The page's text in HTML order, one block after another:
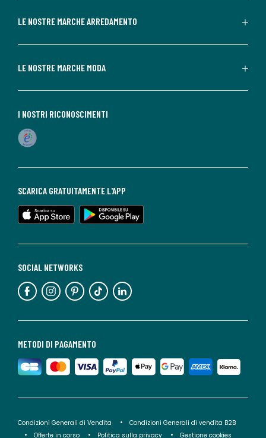
LE NOSTRE MARCHE ARREDAMENTO
LE NOSTRE MARCHE MODA
METODI DI PAGAMENTO
SOCIAL NETWORKS
SCARICA GRATUITAMENTE L'APP
I NOSTRI RICONOSCIMENTI
Condizioni Generali di Vendita
Condizioni Generali di vendita B2B
Offerte in corso
Politica sulla privacy Gestione cookies